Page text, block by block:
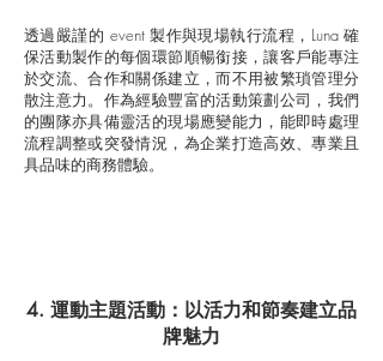
透過嚴謹的 event 製作與現場執行流程，Luna 確
保活動製作的每個環節順暢銜接，讓客戶能專注
於交流、合作和關係建立，而不用被繁瑣管理分
散注意力。作為經驗豐富的活動策劃公司，我們
的團隊亦具備靈活的現場應變能力，能即時處理
流程調整或突發情況，為企業打造高效、專業且
具品味的商務體驗。
4. 運動主題活動：以活力和節奏建立品
牌魅力